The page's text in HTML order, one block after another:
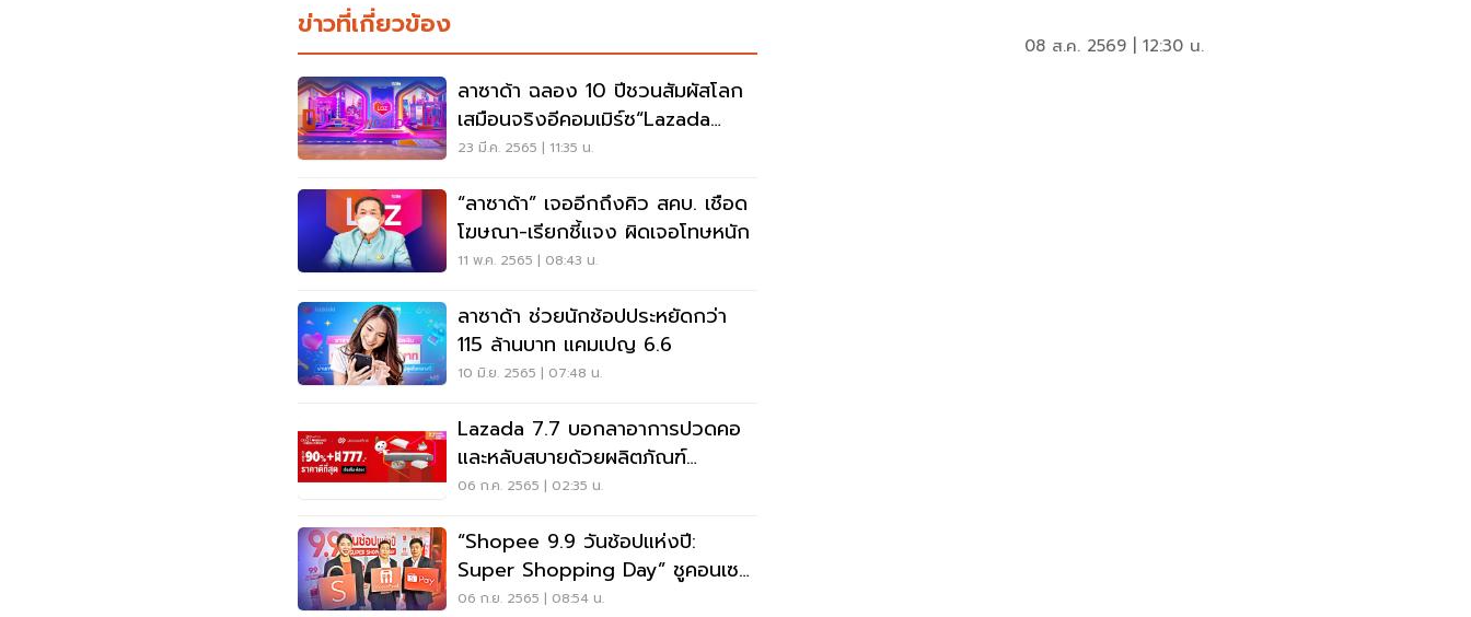
ข่าวที่เกี่ยวข้อง
ลาซาด้า ฉลอง 10 ปีชวนสัมผัสโลก
เสมือนจริงอีคอมเมิร์ซ“Lazada
World"
23 มี.ค. 2565 | 11:35 น.
“ลาซาด้า” เจออีกถึงคิว สคบ. เชือด
โฆษณา-เรียกชี้แจง ผิดเจอโทษหนัก
11 พ.ค. 2565 | 08:43 น.
ลาซาด้า ช่วยนักช้อปประหยัดกว่า
115 ล้านบาท แคมเปญ 6.6
10 มิ.ย. 2565 | 07:48 น.
Lazada 7.7 บอกลาอาการปวดคอ
และหลับสบายด้วยผลิตภัณฑ์
ยางพาราจาก SiamLatex ลด
06 ก.ค. 2565 | 02:35 น.
“Shopee 9.9 วันช้อปแห่งปี:
Super Shopping Day” ชูคอนเซ
ปต์ ‘อัพไซซ์’
06 ก.ย. 2565 | 08:54 น.
08 ส.ค. 2569 | 12:30 น.